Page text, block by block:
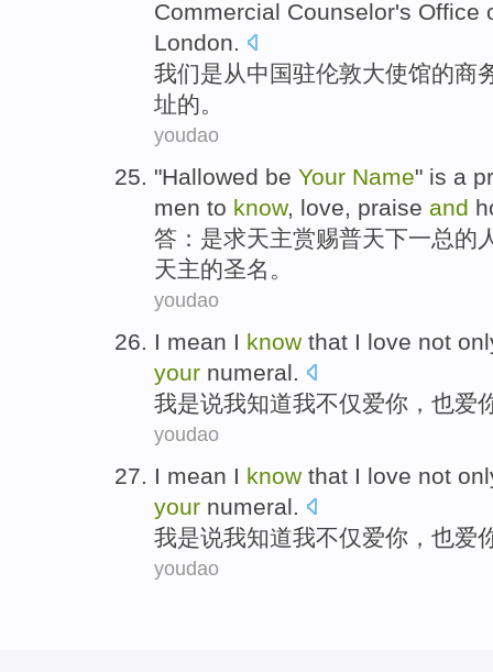
Commercial Counselor's Office
London.
我们是从中国驻伦敦大使馆的商
址的。
youdao
"Hallowed be Your Name" is a
men to know, love, praise and
答： 是求天主赏赐普天下一总的
天主的圣名 。
youdao
I mean I know that I love not
your numeral.
我是说我知道我不仅爱你 ， 也爱
youdao
I mean I know that I love not
your numeral.
我是说我知道我不仅爱你 ， 也爱
youdao